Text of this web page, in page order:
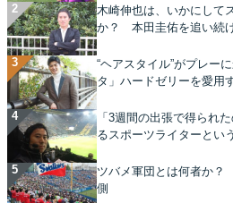
木崎伸也は、いかにして
か？ 本田圭佑を追い続
“ヘアスタイル”がプレー
タ」ハードゼリーを愛用
「3週間の出張で得られ
るスポーツライターとい
ツバメ軍団とは何者か
側